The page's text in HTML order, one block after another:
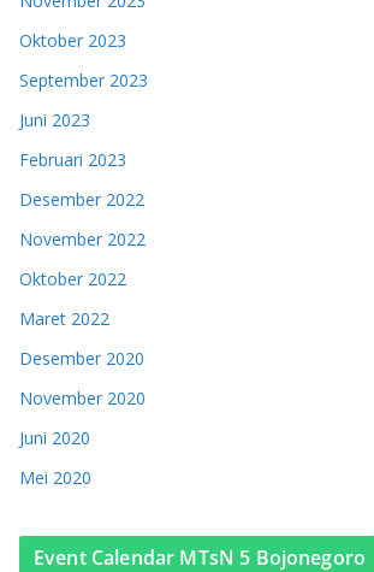
Oktober 2023
September 2023
Juni 2023
Februari 2023
Desember 2022
November 2022
Oktober 2022
Maret 2022
Desember 2020
November 2020
Juni 2020
Mei 2020
Event Calendar MTsN 5 Bojonegoro